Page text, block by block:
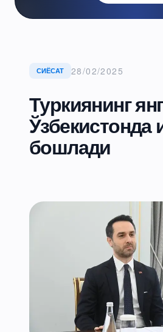
СИЁСАТ 28/02/2025
Туркиянинг
Ўзбекистонда
бошлади